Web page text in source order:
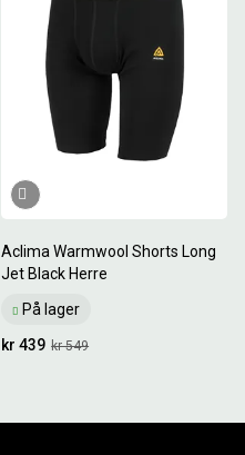
Aclima Warmwool Shorts Long
Jet Black Herre
På lager
kr 549
kr 439